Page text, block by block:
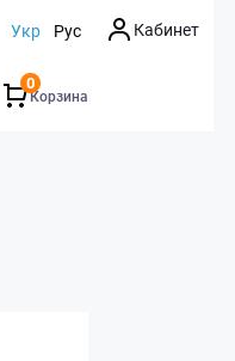
Укр Рус Кабинет
Корзина
0